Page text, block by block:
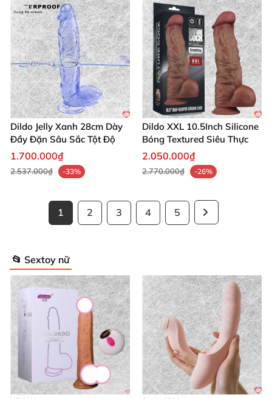
Dildo Jelly Xanh 28cm Dày
Đầy Đặn Sâu Sắc Tột Độ
1.700.000₫
2.537.000₫ -33%
Dildo XXL 10.5Inch Silicone
Bóng Textured Siêu Thực
2.050.000₫
2.770.000₫ -26%
1 2 3 4 5
📂 Sextoy nữ